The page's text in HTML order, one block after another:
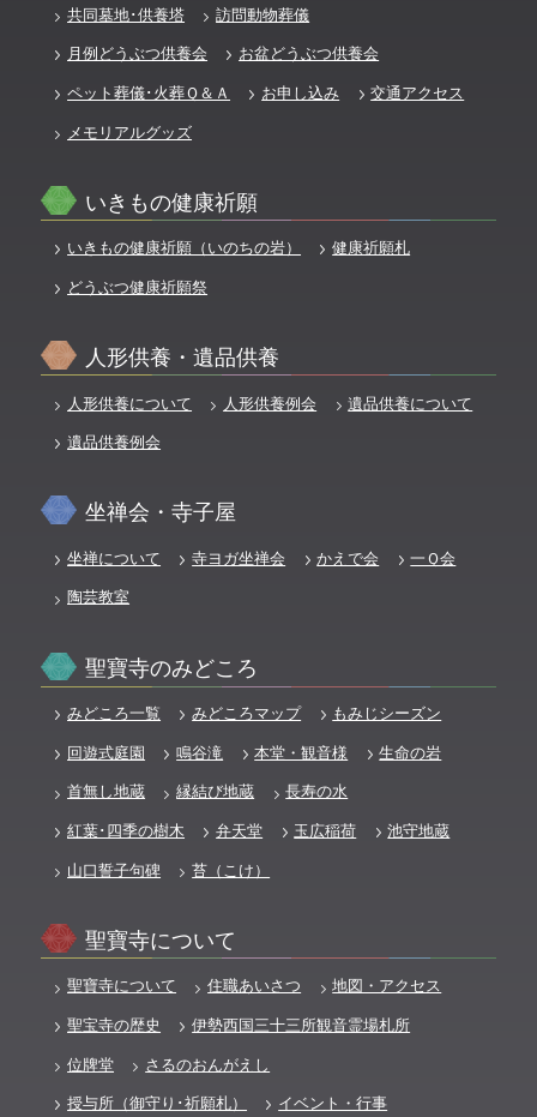
共同墓地･供養塔
訪問動物葬儀
月例どうぶつ供養会
お盆どうぶつ供養会
ペット葬儀･火葬Ｑ＆Ａ
お申し込み
交通アクセス
メモリアルグッズ
いきもの健康祈願
いきもの健康祈願（いのちの岩）
健康祈願札
どうぶつ健康祈願祭
人形供養・遺品供養
人形供養について 人形供養例会
遺品供養について
遺品供養例会
坐禅会・寺子屋
坐禅について 寺ヨガ坐禅会 かえで会
一Ｑ会
陶芸教室
聖寶寺のみどころ
みどころ一覧 みどころマップ
もみじシーズン
回遊式庭園
鳴谷滝 本堂・観音様
生命の岩
首無し地蔵
縁結び地蔵
長寿の水
紅葉･四季の樹木
弁天堂 玉広稲荷
池守地蔵
山口誓子句碑
苔（こけ）
聖寶寺について
聖寶寺について 住職あいさつ
地図・アクセス
聖宝寺の歴史
伊勢西国三十三所観音霊場札所
位牌堂
さるのおんがえし
授与所（御守り･祈願札）
イベント・行事